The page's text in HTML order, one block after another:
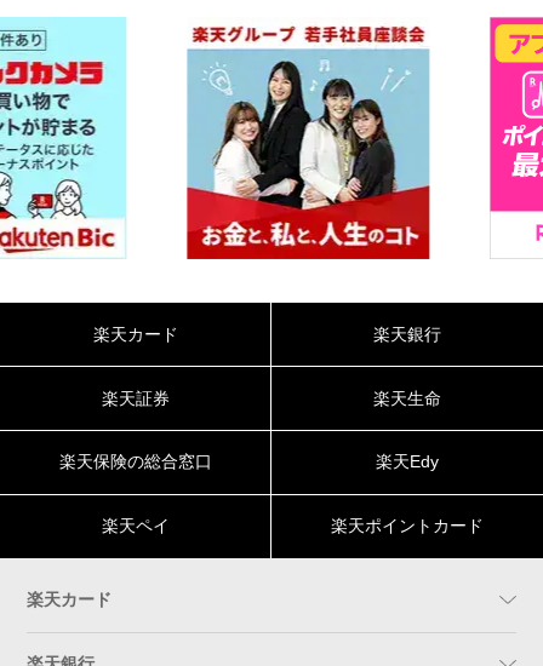
楽天カード 楽天銀行
楽天証券 楽天生命
楽天保険の総合窓口 楽天Edy
楽天ペイ 楽天ポイントカード
楽天カード